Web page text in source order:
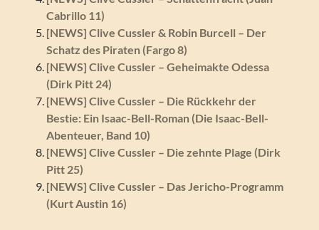
Cabrillo 11)
[NEWS] Clive Cussler & Robin Burcell – Der
Schatz des Piraten (Fargo 8)
[NEWS] Clive Cussler – Geheimakte Odessa
(Dirk Pitt 24)
[NEWS] Clive Cussler – Die Rückkehr der
Bestie: Ein Isaac-Bell-Roman (Die Isaac-Bell-
Abenteuer, Band 10)
[NEWS] Clive Cussler – Die zehnte Plage (Dirk
Pitt 25)
[NEWS] Clive Cussler – Das Jericho-Programm
(Kurt Austin 16)